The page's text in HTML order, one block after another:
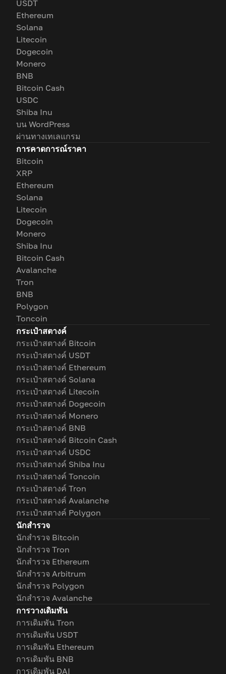
USDT
Ethereum
Solana
Litecoin
Dogecoin
Monero
BNB
Bitcoin Cash
USDC
Shiba Inu
บน WordPress
ผ่านทางเทเลแกรม
การคาดการณ์ราคา
Bitcoin
XRP
Ethereum
Solana
Litecoin
Dogecoin
Monero
Shiba Inu
Bitcoin Cash
Avalanche
Tron
BNB
Polygon
Toncoin
กระเป๋าสตางค์
กระเป๋าสตางค์ Bitcoin
กระเป๋าสตางค์ USDT
กระเป๋าสตางค์ Ethereum
กระเป๋าสตางค์ Solana
กระเป๋าสตางค์ Litecoin
กระเป๋าสตางค์ Dogecoin
กระเป๋าสตางค์ Monero
กระเป๋าสตางค์ BNB
กระเป๋าสตางค์ Bitcoin Cash
กระเป๋าสตางค์ USDC
กระเป๋าสตางค์ Shiba Inu
กระเป๋าสตางค์ Toncoin
กระเป๋าสตางค์ Tron
กระเป๋าสตางค์ Avalanche
กระเป๋าสตางค์ Polygon
นักสำรวจ
นักสำรวจ Bitcoin
นักสำรวจ Tron
นักสำรวจ Ethereum
นักสำรวจ Arbitrum
นักสำรวจ Polygon
นักสำรวจ Avalanche
การวางเดิมพัน
การเดิมพัน Tron
การเดิมพัน USDT
การเดิมพัน Ethereum
การเดิมพัน BNB
การเดิมพัน DAI